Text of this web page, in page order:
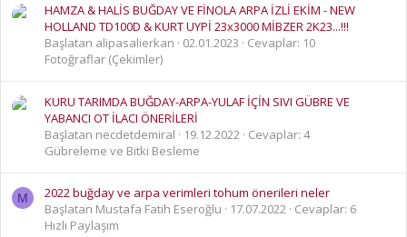
HAMZA & HALİS BUĞDAY VE FİNOLA ARPA İZLİ EKİM - NEW
HOLLAND TD100D & KURT UYPİ 23x3000 MİBZER 2K23...!!!
Başlatan alipasalierkan
02.01.2023
Cevaplar: 10
Fotoğraflar (Çekimler)
KURU TARIMDA BUĞDAY-ARPA-YULAF İÇİN SIVI GÜBRE VE
YABANCI OT İLACI ÖNERİLERİ
Başlatan necdetdemiral
19.12.2022 Cevaplar: 4
Gübreleme ve Bitki Besleme
M
2022 buğday ve arpa verimleri tohum önerileri neler
Başlatan Mustafa Fatih Eseroğlu
17.07.2022 Cevaplar: 6
Hızlı Paylaşım